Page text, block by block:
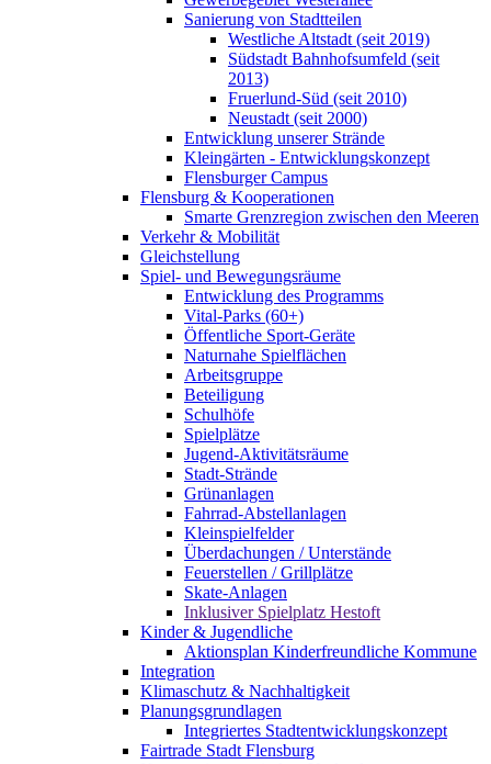
Sanierung von Stadtteilen
Westliche Altstadt (seit 2019)
Südstadt Bahnhofsumfeld (seit
2013)
Fruerlund-Süd (seit 2010)
Neustadt (seit 2000)
Entwicklung unserer Strände
Kleingärten - Entwicklungskonzept
Flensburger Campus
Flensburg & Kooperationen
Smarte Grenzregion zwischen den Meeren
Verkehr & Mobilität
Gleichstellung
Spiel- und Bewegungsräume
Entwicklung des Programms
Vital-Parks (60+)
Öffentliche Sport-Geräte
Naturnahe Spielflächen
Arbeitsgruppe
Beteiligung
Schulhöfe
Spielplätze
Jugend-Aktivitätsräume
Stadt-Strände
Grünanlagen
Fahrrad-Abstellanlagen
Kleinspielfelder
Überdachungen / Unterstände
Feuerstellen / Grillplätze
Skate-Anlagen
Inklusiver Spielplatz Hestoft
Kinder & Jugendliche
Aktionsplan Kinderfreundliche Kommune
Integration
Klimaschutz & Nachhaltigkeit
Planungsgrundlagen
Integriertes Stadtentwicklungskonzept
Fairtrade Stadt Flensburg